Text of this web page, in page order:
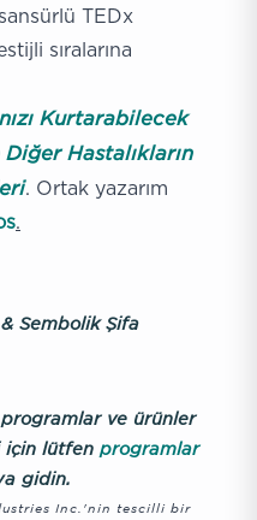
TEDx
sıralarına
Kurtarabilecek
Hastalıkların
. Ortak yazarım
.
Sembolik Şifa
ve ürünler
için lütfen programlar
gidin.
Inc.'nin tescilli bir